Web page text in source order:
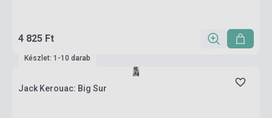
4 825 Ft
Készlet: 1-10 darab
Jack Kerouac: Big Sur